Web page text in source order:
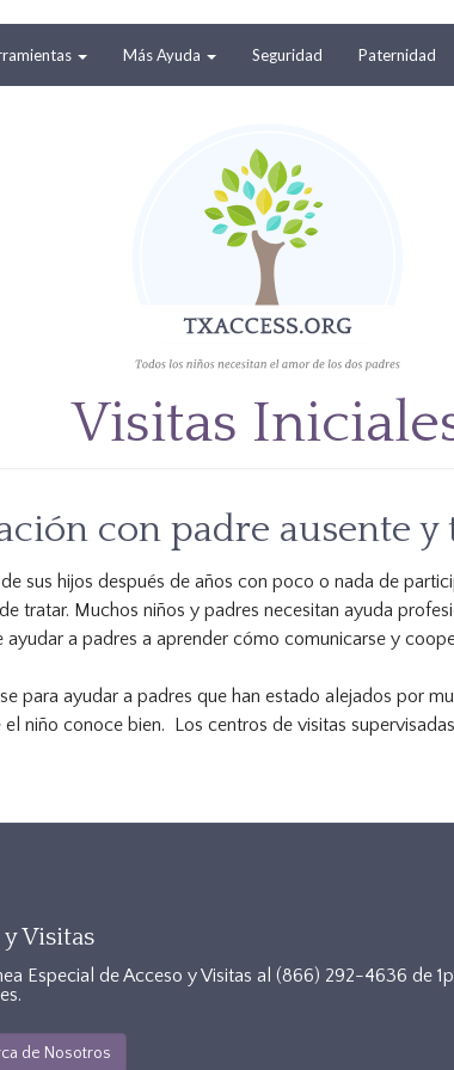
Más Ayuda Seguridad Paternidad
Visitas
con padre ausente
sus hijos después de años con poco o nada de
tratar. Muchos niños y padres necesitan ayuda
a padres a aprender cómo comunicarse y
para ayudar a padres que han estado alejados por
niño conoce bien. Los centros de visitas
Visitas
Especial de Acceso y Visitas al(866) 292-4636 de
de Nosotros